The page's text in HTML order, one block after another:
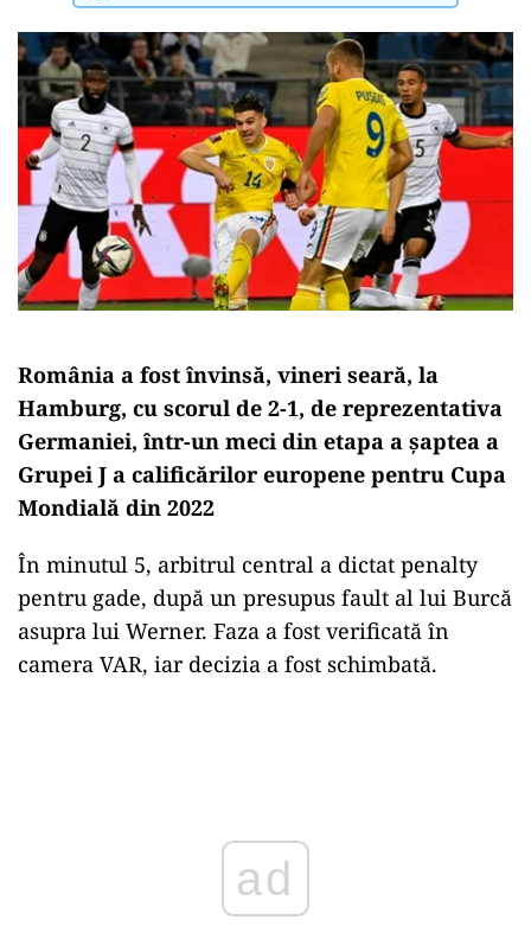
România a fost învinsă, vineri seară, la
Hamburg, cu scorul de 2-1, de reprezentativa
Germaniei, într-un meci din etapa a şaptea a
Grupei J a calificărilor europene pentru Cupa
Mondială din 2022
În minutul 5, arbitrul central a dictat penalty
pentru gade, după un presupus fault al lui Burcă
asupra lui Werner. Faza a fost verificată în
camera VAR, iar decizia a fost schimbată.